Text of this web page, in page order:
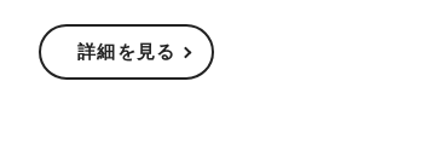
詳細を見る